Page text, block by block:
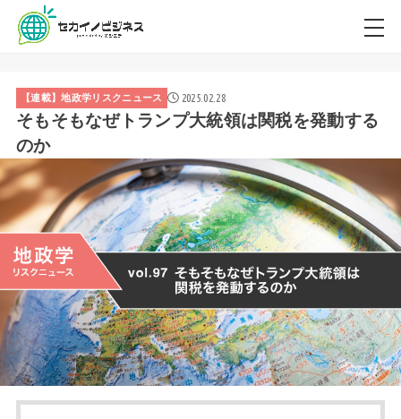
【連載】地政学リスクニュース 2025.02.28
そもそもなぜトランプ大統領は関税を発動する
のか